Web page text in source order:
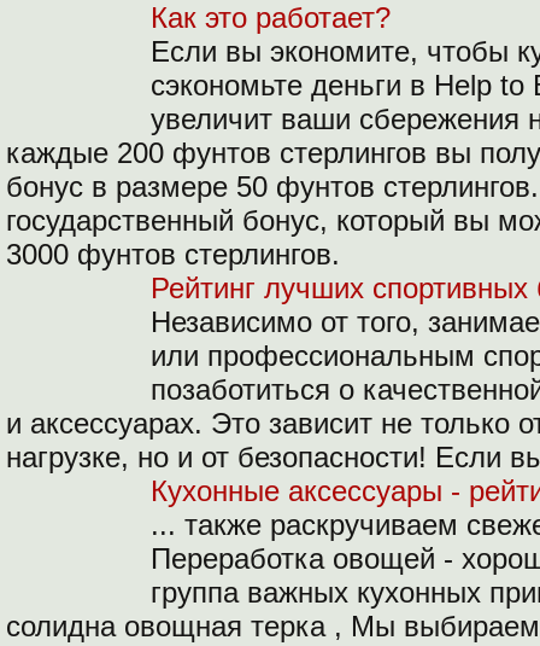
Как это работает?
Если вы экономите, чтобы
сэкономьте деньги в Help
увеличит ваши сбережения
каждые 200 фунтов стерлингов вы
бонус в размере 50 фунтов
государственный бонус, который вы
3000 фунтов стерлингов.
Рейтинг лучших спортивных
Независимо от того,
или профессиональным
позаботиться о
и аксессуарах. Это зависит не только
нагрузке, но и от безопасности! Если
Кухонные аксессуары -
... также раскручиваем
Переработка овощей -
группа важных кухонных
солидна овощная терка , Мы